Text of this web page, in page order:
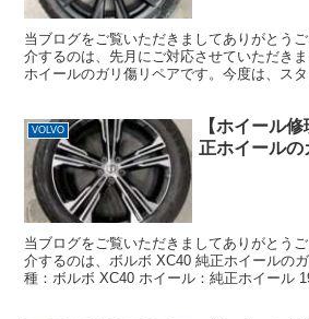
当ブログをご覧いただきましてありがとう
介するのは、先月にご対応させていただき
ホイールのガリ傷リペアです。今度は、ス
VOLVO
【ホイール
正ホイール
当ブログをご覧いただきましてありがとう
介するのは、ボルボ XC40 純正ホイールの
種：ボルボ XC40 ホイール：純正ホイール